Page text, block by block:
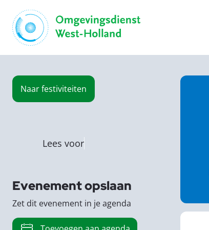
Naarfestiviteiten
Lees voor
Evenement opslaan
Zet dit evenement in je agenda